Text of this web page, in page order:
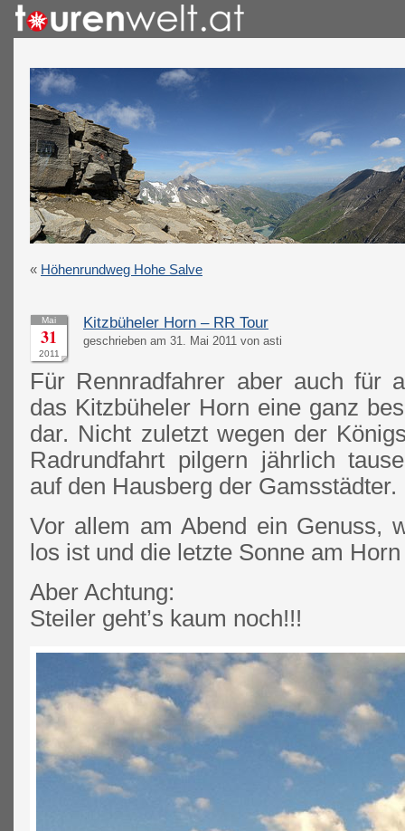
« Höhenrundweg Hohe Salve
Mai
31
2011
Kitzbüheler Horn – RR Tour
geschrieben am 31. Mai 2011 von asti
Für Rennradfahrer aber auch für
das Kitzbüheler Horn eine ganz
dar. Nicht zuletzt wegen der
Radrundfahrt pilgern jährlich
auf den Hausberg der Gamsstädter.
Vor allem am Abend ein Genuss,
los ist und die letzte Sonne am
Aber Achtung:
Steiler geht’s kaum noch!!!